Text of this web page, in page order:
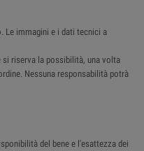
Le immagini e i dati tecnici a
riserva la possibilità, una volta
Nessuna responsabilità potrà
del bene e l'esattezza dei